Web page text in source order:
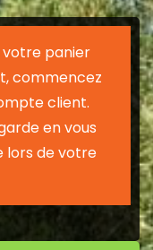
votre panier
commencez
client.
en vous
de votre